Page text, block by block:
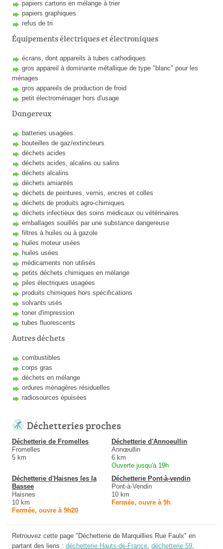
papiers cartons en mélange à trier
papiers graphiques
refus de tri
Équipements électriques et électroniques
écrans, dont appareils à tubes cathodiques
gros appareil à dominante métallique de type "blanc" pour les
ménages
gros appareils de production de froid
petit électroménager hors d'usage
Dangereux
batteries usagées
bouteilles de gaz/extincteurs
déchets acides
déchets acides, alcalins ou salins
déchets alcalins
déchets amiantés
déchets de peintures, vernis, encres et colles
déchets de produits agro-chimiques
déchets infectieux des soins médicaux ou vétérinaires
emballages souillés par une substance dangereuse
filtres à huiles ou à gazole
huiles moteur usées
huiles usées
médicaments non utilisés
petits déchets chimiques en mélange
piles électriques usagées
produits chimiques hors spécifications
solvants usés
toner d'impression
tubes fluorescents
Autres déchets
combustibles
corps gras
déchets en mélange
ordures ménagères résiduelles
radiosources épuisées
Déchetteries proches
Déchetterie de Fromelles
Fromelles
5 km
Déchetterie d'Annoeullin
Annœullin
6 km
Ouverte jusqu'à 19h
Déchetterie d'Haisnes les la
Bassee
Haisnes
10 km
Fermée, ouvre à 9h20
Déchetterie Pont-à-vendin
Pont-à-Vendin
10 km
Fermée, ouvre à 9h
Retrouvez cette page "Déchetterie de Marquillies Rue Faulx" en
partant des liens : déchetterie Hauts-de-France, déchetterie 59,